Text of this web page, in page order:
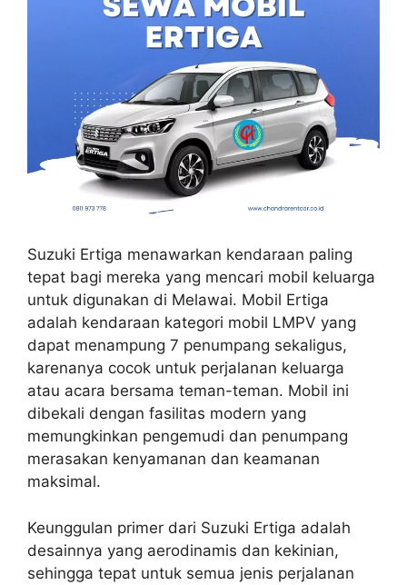
Suzuki Ertiga menawarkan kendaraan paling
tepat bagi mereka yang mencari mobil keluarga
untuk digunakan di Melawai. Mobil Ertiga
adalah kendaraan kategori mobil LMPV yang
dapat menampung 7 penumpang sekaligus,
karenanya cocok untuk perjalanan keluarga
atau acara bersama teman-teman. Mobil ini
dibekali dengan fasilitas modern yang
memungkinkan pengemudi dan penumpang
merasakan kenyamanan dan keamanan
maksimal.
Keunggulan primer dari Suzuki Ertiga adalah
desainnya yang aerodinamis dan kekinian,
sehingga tepat untuk semua jenis perjalanan